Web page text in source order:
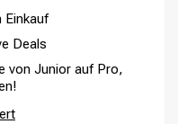
CombiDeals
Einkauf
Deals
von Junior auf Pro,